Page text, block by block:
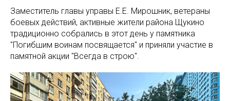
Заместитель главы управы Е.Е. Мирошник, ветераны
боевых действий, активные жители района Щукино
традиционно собрались в этот день у памятника
"Погибшим воинам посвящается" и приняли участие в
памятной акции "Всегда в строю".